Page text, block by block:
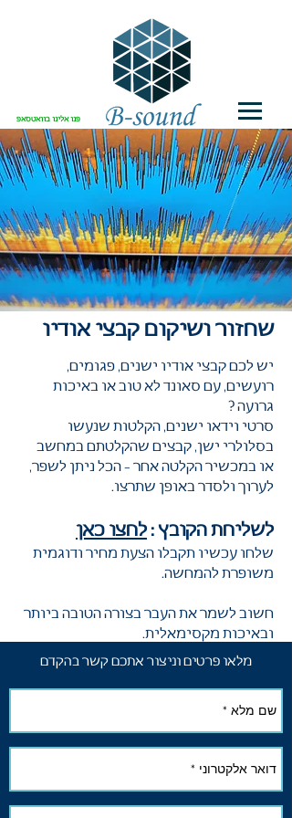
פנו אלינו בוואטסאפ
שחזור ושיקום קבצי אודיו
יש לכם קבצי אודיו ישנים, פגומים,
רועשים, עם סאונד לא טוב או באיכות
גרועה ?
סרטי וידאו ישנים, הקלטות שנעשו
בסלולרי ישן, קבצים שהקלטתם במחשב
או במכשיר הקלטה אחר – הכל ניתן לשפר,
לערוך ולסדר באופן שתרצו.
לשליחת הקובץ :לחצו כאן
שלחו עכשיו תקבלו הצעת מחיר ודוגמית
משופרת להמחשה.
חשוב לשמר את העבר בצורה הטובה ביותר
ובאיכות מקסימאלית.
מלאו פרטיםוניצור אתכם קשר בהקדם